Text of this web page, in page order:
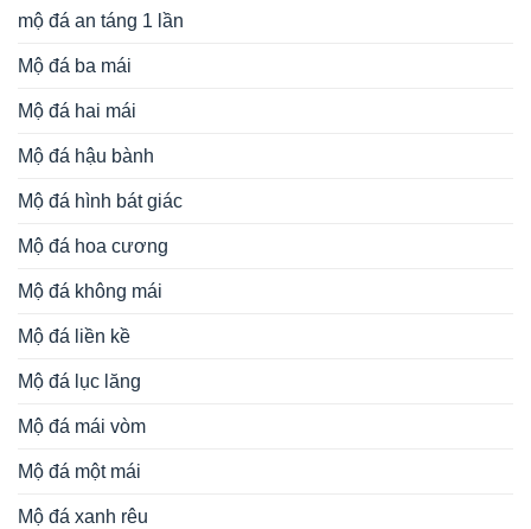
mộ đá an táng 1 lần
Mộ đá ba mái
Mộ đá hai mái
Mộ đá hậu bành
Mộ đá hình bát giác
Mộ đá hoa cương
Mộ đá không mái
Mộ đá liền kề
Mộ đá lục lăng
Mộ đá mái vòm
Mộ đá một mái
Mộ đá xanh rêu